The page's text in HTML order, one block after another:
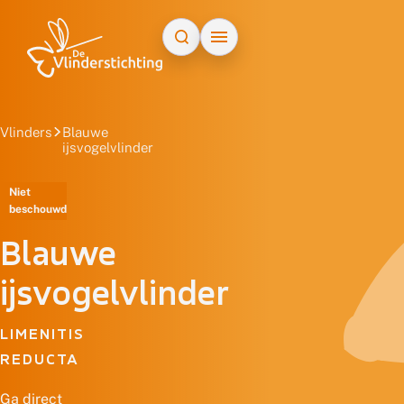
Vlinders
Blauwe
ijsvogelvlinder
Niet
beschouwd
Blauwe
ijsvogelvlinder
LIMENITIS
REDUCTA
Ga direct